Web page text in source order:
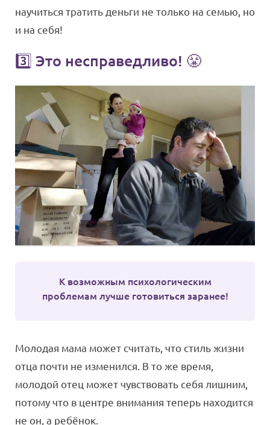
научиться тратить деньги не только на семью, но
и на себя!
3️⃣ Это несправедливо! 😤
К возможным психологическим
проблемам лучше готовиться заранее!
Молодая мама может считать, что стиль жизни
отца почти не изменился. В то же время,
молодой отец может чувствовать себя лишним,
потому что в центре внимания теперь находится
не он, а ребёнок.